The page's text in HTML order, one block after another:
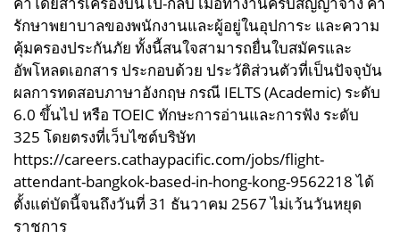
รักษาพยาบาลของพนักงานและผู้อยู่ในอุปการะ และความ
คุ้มครองประกันภัย ทั้งนี้สนใจสามารถยื่นใบสมัครและ
อัพโหลดเอกสาร ประกอบด้วย ประวัติส่วนตัวที่เป็นปัจจุบัน
ผลการทดสอบภาษาอังกฤษ กรณี IELTS (Academic) ระดับ
6.0 ขึ้นไป หรือ TOEIC ทักษะการอ่านและการฟัง ระดับ
325 โดยตรงที่เว็บไซต์บริษัท
https://careers.cathaypacific.com/jobs/flight-
attendant-bangkok-based-in-hong-kong-9562218 ได้
ตั้งแต่บัดนี้จนถึงวันที่ 31 ธันวาคม 2567 ไม่เว้นวันหยุด
ราชการ